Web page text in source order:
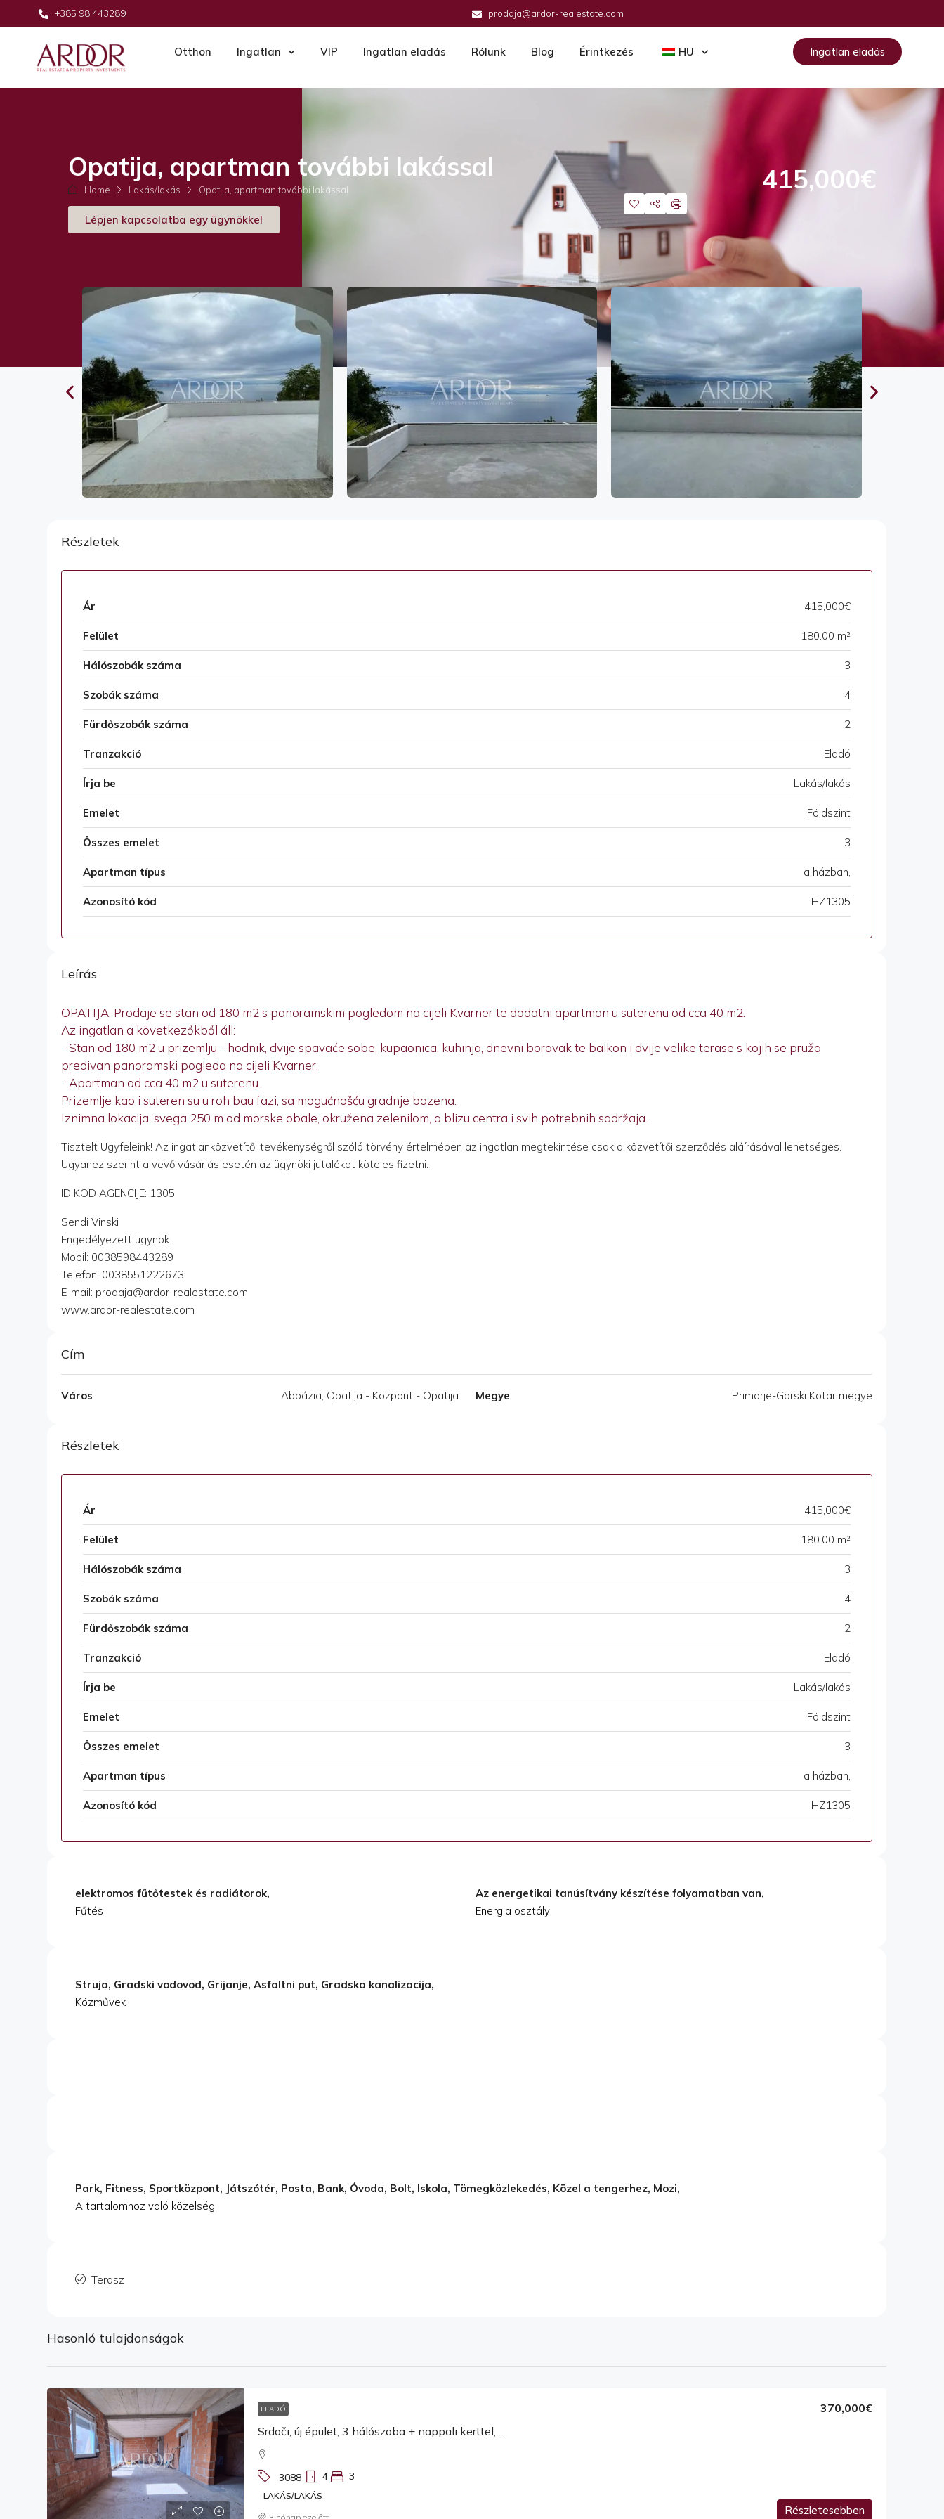
+385 98 443289 prodaja@ardor-realestate.com
Otthon Ingatlan VIP Ingatlan eladás Rólunk Blog Érintkezés HU Ingatlan eladás
Opatija, apartman további lakással
Home Lakás/lakás Opatija, apartman további lakással
Lépjen kapcsolatba egy ügynökkel
415,000€
Részletek
Ár 415,000€
Felület 180.00 m²
Hálószobák száma 3
Szobák száma 4
Fürdőszobák száma 2
Tranzakció Eladó
Írja be Lakás/lakás
Emelet Földszint
Összes emelet 3
Apartman típus a házban,
Azonosító kód HZ1305
Leírás
OPATIJA, Prodaje se stan od 180 m2 s panoramskim pogledom na cijeli Kvarner te dodatni apartman u suterenu od cca 40 m2.
Az ingatlan a következőkből áll:
- Stan od 180 m2 u prizemlju - hodnik, dvije spavaće sobe, kupaonica, kuhinja, dnevni boravak te balkon i dvije velike terase s kojih se pruža
predivan panoramski pogleda na cijeli Kvarner,
- Apartman od cca 40 m2 u suterenu.
Prizemlje kao i suteren su u roh bau fazi, sa mogućnošću gradnje bazena.
Iznimna lokacija, svega 250 m od morske obale, okružena zelenilom, a blizu centra i svih potrebnih sadržaja.
Tisztelt Ügyfeleink! Az ingatlanközvetítői tevékenységről szóló törvény értelmében az ingatlan megtekintése csak a közvetítői szerződés aláírásával lehetséges.
Ugyanez szerint a vevő vásárlás esetén az ügynöki jutalékot köteles fizetni.
ID KOD AGENCIJE: 1305
Sendi Vinski
Engedélyezett ügynök
Mobil: 0038598443289
Telefon: 0038551222673
E-mail: prodaja@ardor-realestate.com
www.ardor-realestate.com
Cím
Város Abbázia, Opatija - Központ - Opatija Megye Primorje-Gorski Kotar megye
Részletek
Ár 415,000€
Felület 180.00 m²
Hálószobák száma 3
Szobák száma 4
Fürdőszobák száma 2
Tranzakció Eladó
Írja be Lakás/lakás
Emelet Földszint
Összes emelet 3
Apartman típus a házban,
Azonosító kód HZ1305
elektromos fűtőtestek és radiátorok,
Fűtés
Az energetikai tanúsítvány készítése folyamatban van,
Energia osztály
Struja, Gradski vodovod, Grijanje, Asfaltni put, Gradska kanalizacija,
Közművek
Park, Fitness, Sportközpont, Játszótér, Posta, Bank, Óvoda, Bolt, Iskola, Tömegközlekedés, Közel a tengerhez, Mozi,
A tartalomhoz való közelség
Terasz
Hasonló tulajdonságok
ELADÓ 370,000€
3088 4 3
LAKÁS/LAKÁS
Részletesebben